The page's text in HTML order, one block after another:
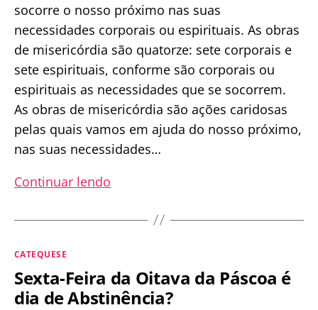
socorre o nosso próximo nas suas
necessidades corporais ou espirituais. As obras
de misericórdia são quatorze: sete corporais e
sete espirituais, conforme são corporais ou
espirituais as necessidades que se socorrem.
As obras de misericórdia são ações caridosas
pelas quais vamos em ajuda do nosso próximo,
nas suas necessidades…
Continuar lendo
misericórdia:
de
migalhas
Categorias
CATEQUESE
Sexta-Feira da Oitava da Páscoa é
dia de Abstinência?